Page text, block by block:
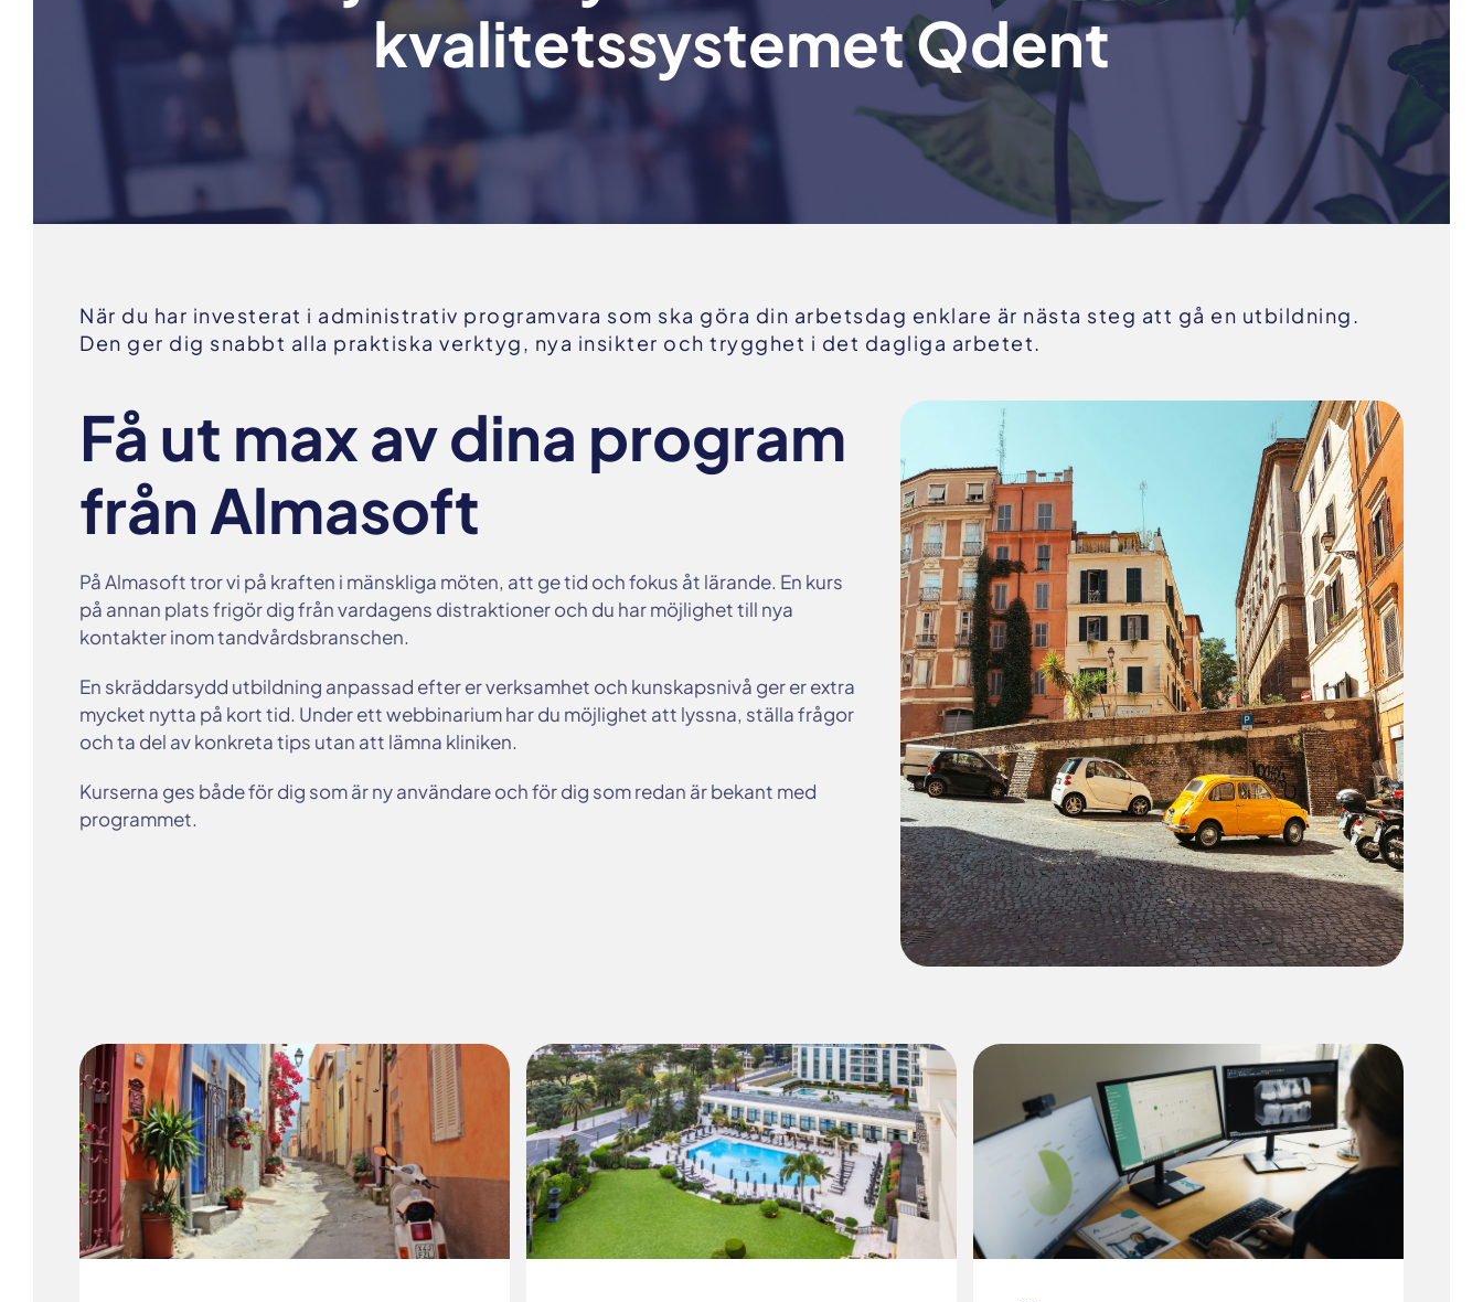
kvalitetssystemet Qdent
När du har investerat i administrativ programvara som ska göra din arbetsdag enklare är nästa steg att gå en utbildning.
Den ger dig snabbt alla praktiska verktyg, nya insikter och trygghet i det dagliga arbetet.
Få ut max av dina program
från Almasoft
På Almasoft tror vi på kraften i mänskliga möten, att ge tid och fokus åt lärande. En kurs
på annan plats frigör dig från vardagens distraktioner och du har möjlighet till nya
kontakter inom tandvårdsbranschen.
En skräddarsydd utbildning anpassad efter er verksamhet och kunskapsnivå ger er extra
mycket nytta på kort tid. Under ett webbinarium har du möjlighet att lyssna, ställa frågor
och ta del av konkreta tips utan att lämna kliniken.
Kurserna ges både för dig som är ny användare och för dig som redan är bekant med
programmet.